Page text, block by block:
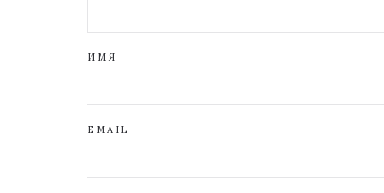
ИМЯ
EMAIL